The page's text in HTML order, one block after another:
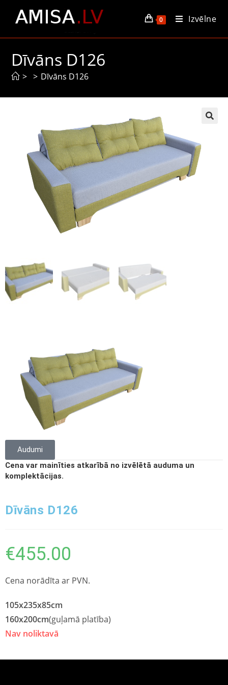
0 Izvēlne
Dīvāns D126
> > Dīvāns D126
Audumi
Cena var mainīties atkarībā no izvēlētā auduma un
komplektācijas.
Dīvāns D126
€455.00
Cena norādīta ar PVN.
105x235x85cm
160x200cm(guļamā platība)
Nav noliktavā